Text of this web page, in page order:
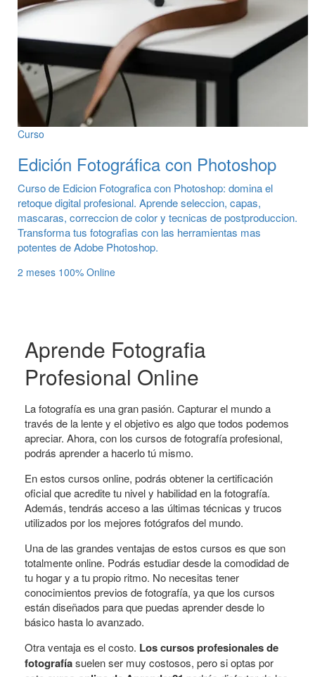
Curso
Edición Fotográfica con Photoshop
Curso de Edicion Fotografica con Photoshop: domina el
retoque digital profesional. Aprende seleccion, capas,
mascaras, correccion de color y tecnicas de postproduccion.
Transforma tus fotografias con las herramientas mas
potentes de Adobe Photoshop.
2 meses 100% Online
Aprende Fotografia
Profesional Online
La fotografía es una gran pasión. Capturar el mundo a
través de la lente y el objetivo es algo que todos podemos
apreciar. Ahora, con los cursos de fotografía profesional,
podrás aprender a hacerlo tú mismo.
En estos cursos online, podrás obtener la certificación
oficial que acredite tu nivel y habilidad en la fotografía.
Además, tendrás acceso a las últimas técnicas y trucos
utilizados por los mejores fotógrafos del mundo.
Una de las grandes ventajas de estos cursos es que son
totalmente online. Podrás estudiar desde la comodidad de
tu hogar y a tu propio ritmo. No necesitas tener
conocimientos previos de fotografía, ya que los cursos
están diseñados para que puedas aprender desde lo
básico hasta lo avanzado.
Otra ventaja es el costo. Los cursos profesionales de
fotografíasuelen ser muy costosos, pero si optas por